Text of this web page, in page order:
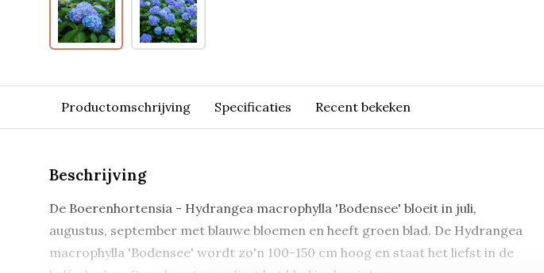
Productomschrijving Specificaties Recent bekeken
Beschrijving
De Boerenhortensia - Hydrangea macrophylla 'Bodensee' bloeit in juli,
augustus, september met blauwe bloemen en heeft groen blad. De Hydrangea
macrophylla 'Bodensee' wordt zo'n 100-150 cm hoog en staat het liefst in de